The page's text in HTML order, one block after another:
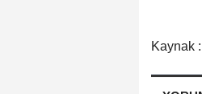
Kaynak